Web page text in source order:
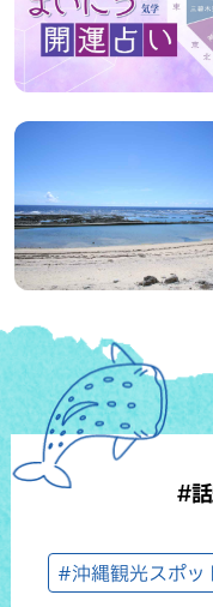
#
#沖縄観光スポッ